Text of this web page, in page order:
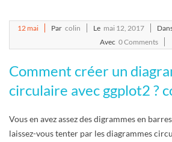
2017-
12mai Par colin Le mai 12, 2017
Avec 0 Comments
Comment créer un
circulaire avec ggplot2 ?
Vous en avez assez des digrammes en
laissez-vous tenter par les diagrammes